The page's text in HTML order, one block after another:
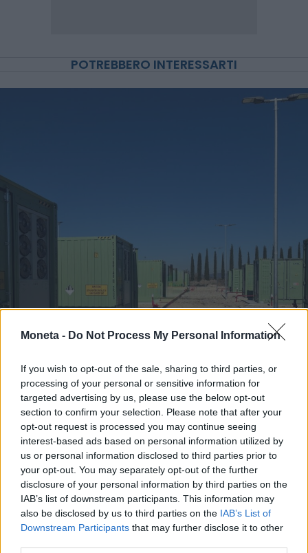
Moneta - Do Not Process My Personal Information
If you wish to opt-out of the sale, sharing to third parties, or
processing of your personal or sensitive information for
targeted advertising by us, please use the below opt-out
section to confirm your selection. Please note that after your
opt-out request is processed you may continue seeing
interest-based ads based on personal information utilized by
us or personal information disclosed to third parties prior to
your opt-out. You may separately opt-out of the further
disclosure of your personal information by third parties on the
IAB’s list of downstream participants. This information may
also be disclosed by us to third parties on the IAB’s List of
Downstream Participants that may further disclose it to other
POTREBBERO INTERESSARTI
TENDENZE E SOSTENIBILITÀ
L'accumulo accelera la transizione green:
il progetto Enel nel Viterbese